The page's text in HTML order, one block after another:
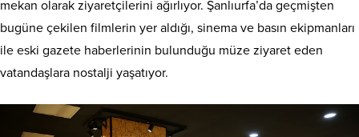
mekan olarak ziyaretçilerini ağırlıyor. Şanlıurfa’da geçmişten
bugüne çekilen filmlerin yer aldığı, sinema ve basın ekipmanları
ile eski gazete haberlerinin bulunduğu müze ziyaret eden
vatandaşlara nostalji yaşatıyor.